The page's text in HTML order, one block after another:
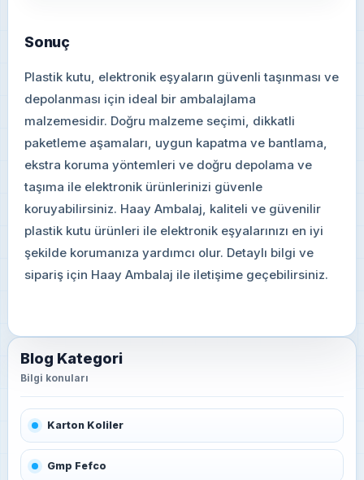
Blog Kategori
Karton Koliler
Gmp Fefco
Sonuç
Plastik kutu, elektronik eşyaların güvenli taşınması ve
depolanması için ideal bir ambalajlama
malzemesidir. Doğru malzeme seçimi, dikkatli
paketleme aşamaları, uygun kapatma ve bantlama,
ekstra koruma yöntemleri ve doğru depolama ve
taşıma ile elektronik ürünlerinizi güvenle
koruyabilirsiniz. Haay Ambalaj, kaliteli ve güvenilir
plastik kutu ürünleri ile elektronik eşyalarınızı en iyi
şekilde korumanıza yardımcı olur. Detaylı bilgi ve
sipariş için Haay Ambalaj ile iletişime geçebilirsiniz.